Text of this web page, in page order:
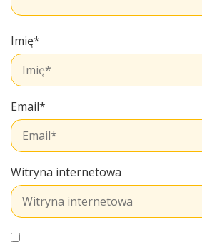
Imię*
Email*
Witryna internetowa